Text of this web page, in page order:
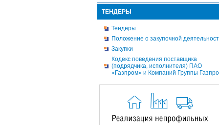
ТЕНДЕРЫ
Тендеры
Положение о закупочной
Закупки
Кодекс поведения поставщика
(подрядчика, исполнителя) ПАО
«Газпром» и Компаний Группы